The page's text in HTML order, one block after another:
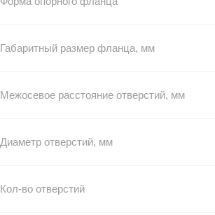
Габаритный размер фланца, мм
Межосевое расстояние отверстий, мм
Диаметр отверстий, мм
Кол-во отверстий